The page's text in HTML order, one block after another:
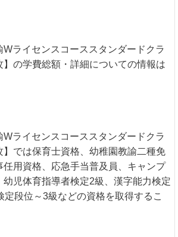
ライセンスコーススタンダードクラ
】の学費総額・詳細についての情報は
ライセンスコーススタンダードクラ
】では保育士資格、幼稚園教諭二種免
任用資格、応急手当普及員、キャンプ
幼児体育指導者検定2級、漢字能力検定
定段位～3級などの資格を取得するこ